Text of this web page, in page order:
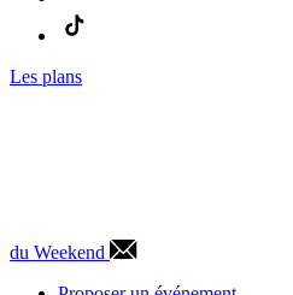
Les plans
du Weekend